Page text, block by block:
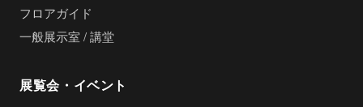
フロアガイド
一般展示室 / 講堂
展覧会・イベント